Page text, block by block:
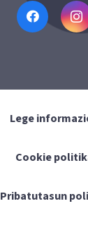
Lege
Cookie
Pribatutasun